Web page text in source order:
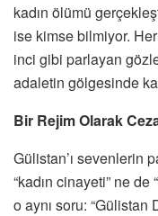
kadın ölümü
ise kimse bilmiyor.
inci gibi parlayan
adaletin gölgesinde
Bir Rejim Olarak
Gülistan’ı sevenlerin
“kadın cinayeti” ne
o aynı soru: “Gülistan